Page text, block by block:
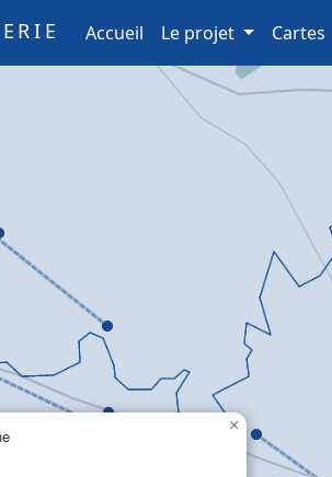
Accueil (current)
Le projet Cartes
×